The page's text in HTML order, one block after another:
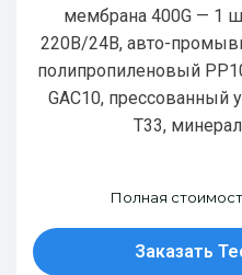
мембрана 400G — 1
220В/24В, авто-
полипропиленовый
GAC10, прессованный
T33,
Полная
Заказать